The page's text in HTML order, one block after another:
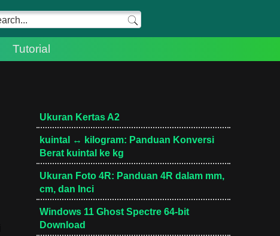
Tutorial
Ukuran Kertas A2
kuintal ↔ kilogram: Panduan Konversi
Berat kuintal ke kg
Ukuran Foto 4R: Panduan 4R dalam mm,
cm, dan Inci
Windows 11 Ghost Spectre 64-bit
Download